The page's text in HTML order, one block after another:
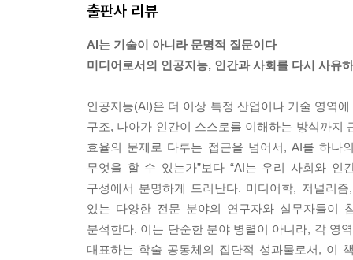
5. 결어
패권 경쟁이 타협과 조정으로 전환될 때에만 우리
모델 개발로 속도를 끌어올리고, 중국은 논문과
에서 뒤처질 경우 종속될지 모른다는 불안 속에
--- p.202
미국은 온라인 플랫폼 사업자에게 딥페이크 콘텐
장하는 방향으로 대응을 확대하고 있다. 유럽연
한 의무를 부과하고 있으며, 이를 위반할 경우 높
딥페이크 영상에 대한 법적 대응은 주로 가해자에
전과 신뢰 기반 조성 등에 관한 기본법이 제정되
사업자에게도 딥페이크 영상에 대한 관계 행정부
출판사 리뷰
AI는 기술이 아니라 문명적 질문이다
미디어로서의 인공지능, 인간과 사회를 다시 사유
인공지능(AI)은 더 이상 특정 산업이나 기술 영역
구조, 나아가 인간이 스스로를 이해하는 방식까지
효율의 문제로 다루는 접근을 넘어서, AI를 하나
무엇을 할 수 있는가”보다 “AI는 우리 사회와
구성에서 분명하게 드러난다. 미디어학, 저널리
있는 다양한 전문 분야의 연구자와 실무자들이
분석한다. 이는 단순한 분야 병렬이 아니라, 각 영
대표하는 학술 공동체의 집단적 성과물로서, 이